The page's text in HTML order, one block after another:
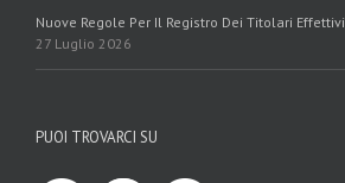
Nuove Regole Per Il Registro Dei Titolari Effettivi
27 Luglio 2026
PUOI TROVARCI SU